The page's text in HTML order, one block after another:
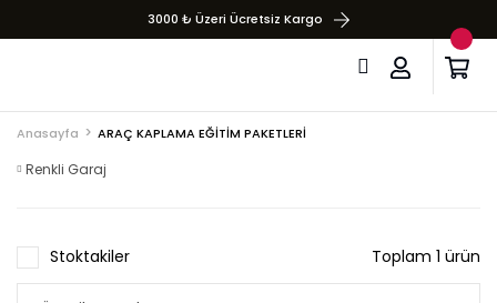
3000 ₺ Üzeri Ücretsiz Kargo
Anasayfa ARAÇ KAPLAMA EĞİTİM PAKETLERİ
Renkli Garaj
Stoktakiler Toplam 1 ürün